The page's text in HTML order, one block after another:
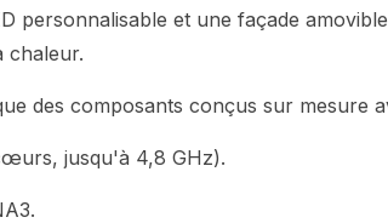
personnalisable et une façade
chaleur.
des composants conçus sur mesure
jusqu'à 4,8 GHz).